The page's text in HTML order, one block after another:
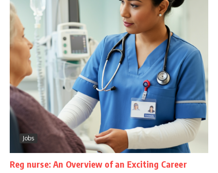
Jobs
Reg nurse: An Overview of an Exciting Career